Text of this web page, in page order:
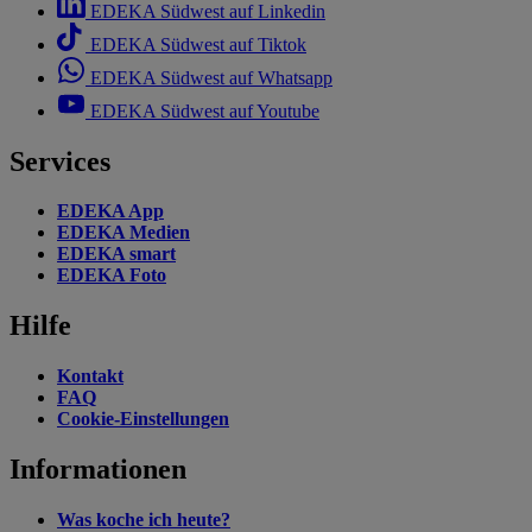
EDEKA Südwest auf Linkedin
EDEKA Südwest auf Tiktok
EDEKA Südwest auf Whatsapp
EDEKA Südwest auf Youtube
Services
EDEKA App
EDEKA Medien
EDEKA smart
EDEKA Foto
Hilfe
Kontakt
FAQ
Cookie-Einstellungen
Informationen
Was koche ich heute?